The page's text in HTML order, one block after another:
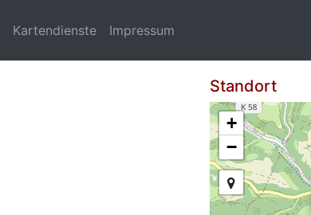
Kartendienste Impressum
Standort
+
−